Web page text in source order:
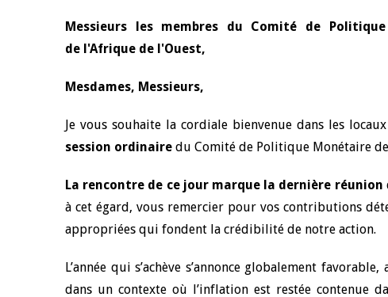
Messieurs les membres du Comité de
de l'Afrique de l'Ouest,
Mesdames, Messieurs,
Je vous souhaite la cordiale bienvenue dans les
session ordinaire du Comité de Politique Monétaire
La rencontre de ce jour marque la dernière réunion
à cet égard, vous remercier pour vos contributions
appropriées qui fondent la crédibilité de notre action.
L’année qui s’achève s’annonce globalement
dans un contexte où l’inflation est restée contenue